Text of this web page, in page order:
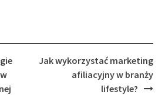
Jak wykorzystać marketing
afiliacyjny w branży
lifestyle?